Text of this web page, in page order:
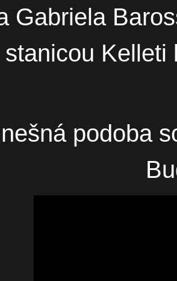
Gabriela
stanicou Kelleti
podoba